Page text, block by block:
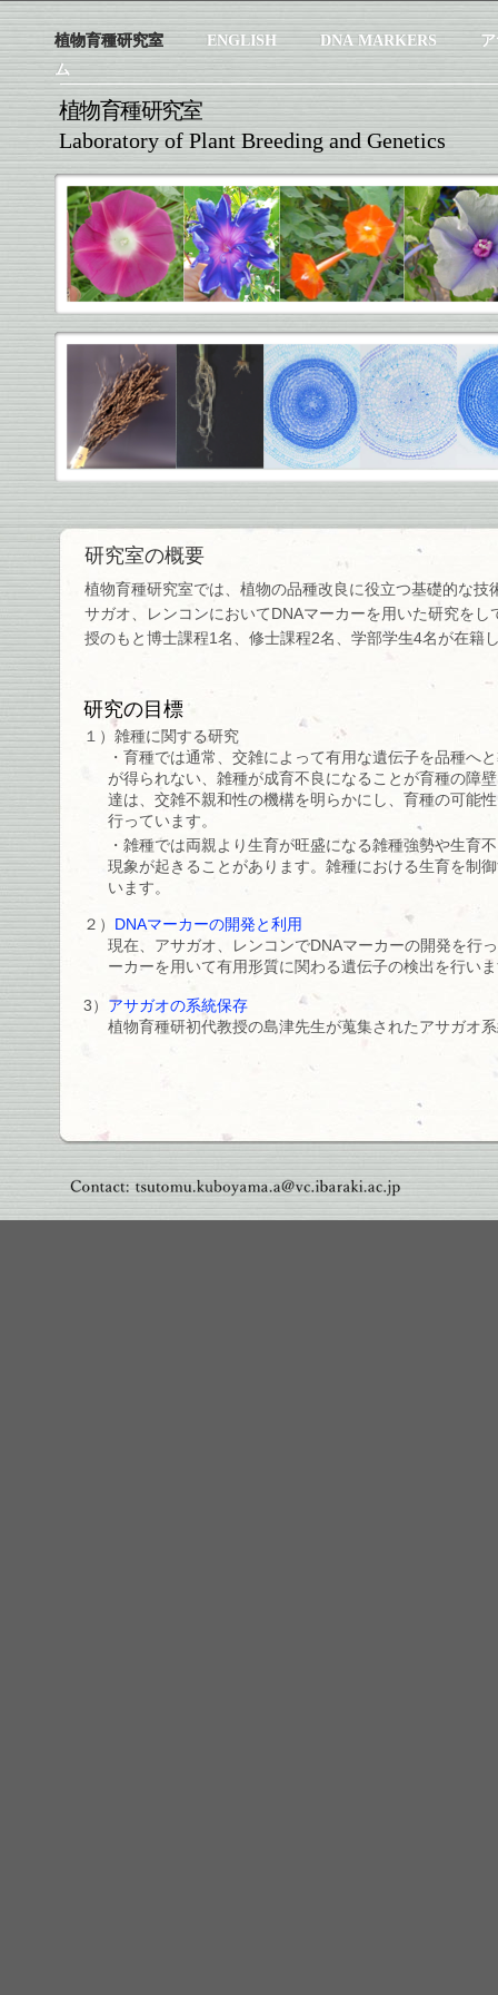
植物育種研究室 ENGLISH DNA MARKERS
ム
植物育種研究室
Laboratory of Plant Breeding and Genetics
植物育種研究室では、植物の品種改良に役立つ基礎的な技
サガオ、レンコンにおいてDNAマーカーを用いた研究をし
授のもと博士課程1名、修士課程2名、学部学生4名が在籍
研究室の概要
研究の目標
１）雑種に関する研究
・育種では通常、交雑によって有用な遺伝子を品種へ
が得られない、雑種が成育不良になることが育種の障
達は、交雑不親和性の機構を明らかにし、育種の可能
行っています。
・雑種では両親より生育が旺盛になる雑種強勢や生育
現象が起きることがあります。雑種における生育を制
います。
２） DNAマーカーの開発と利用
現在、アサガオ、レンコンでDNAマーカーの開発を行
ーカーを用いて有用形質に関わる遺伝子の検出を行い
3） アサガオの系統保存
植物育種研初代教授の島津先生が蒐集されたアサガオ